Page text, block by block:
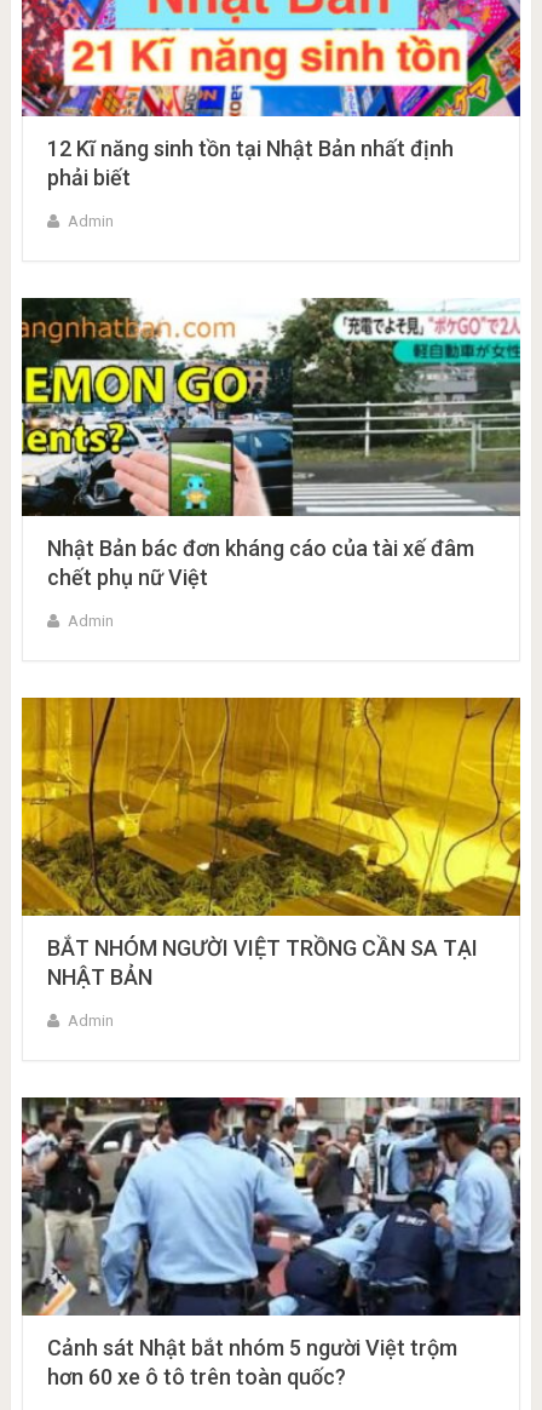
12 Kĩ năng sinh tồn tại Nhật Bản nhất định
phải biết
Admin
Nhật Bản bác đơn kháng cáo của tài xế đâm
chết phụ nữ Việt
Admin
BẮT NHÓM NGƯỜI VIỆT TRỒNG CẦN SA TẠI
NHẬT BẢN
Admin
Cảnh sát Nhật bắt nhóm 5 người Việt trộm
hơn 60 xe ô tô trên toàn quốc?